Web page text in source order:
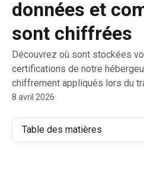
données et
sont chiffrées
Découvrez où sont stockées
certifications de notre
chiffrement appliqués lors du
8 avril 2026
Table des matières